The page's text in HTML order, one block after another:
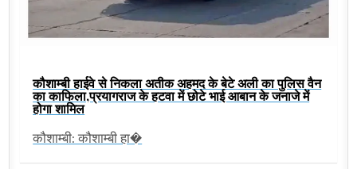
कौशाम्बी हाईवे से निकला अतीक अहमद के बेटे अली का पुलिस वैन
का काफिला,प्रयागराज के हटवा में छोटे भाई आबान के जनाजे में
होगा शामिल
कौशाम्बी: कौशाम्बी हा�